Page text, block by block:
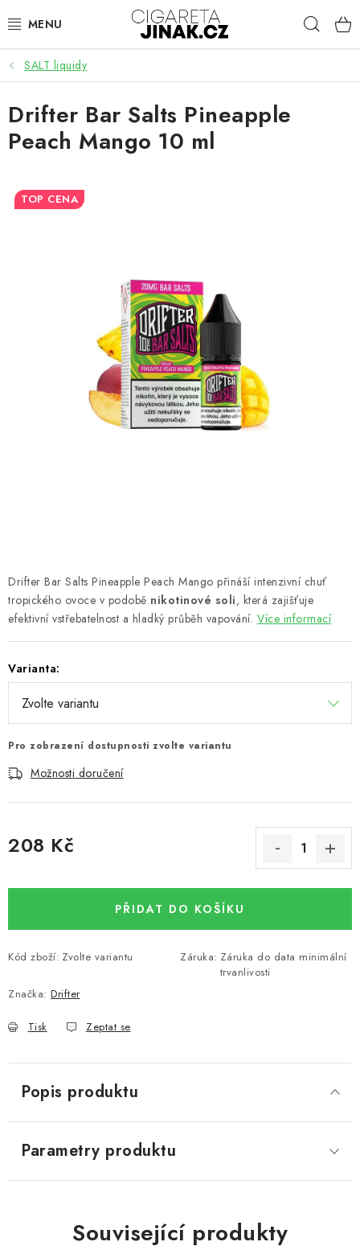
na
ELEKTRONICKÉ CIGARETY
CARTRIDGE A ŽHAVÍCÍ HLAVY
HOTOVÉ LIQUIDY
BÁZE A BOOSTERY
PŘÍSLUŠENSTVÍ A OSTATNÍ
O e-shopu
Obchodní podmínky
Ochrana osobních údajů
SALT liquidy
Drifter Bar Salts Pineapple Peach Mango přináší intenzivní chuť
tropického ovoce v podobě nikotinové soli, která zajišťuje
efektivní vstřebatelnost a hladký průběh vapování. Více informací
Varianta:
Pro zobrazení dostupnosti zvolte variantu
Možnosti doručení
208 Kč
PŘIDAT DO KOŠÍKU
Kód zboží: Zvolte variantu Záruka: Záruka do data minimální
trvanlivosti
Značka: Drifter
Tisk Zeptat se
Drifter Bar Salts Pineapple
Peach Mango 10 ml
TOP CENA
Popis produktu
Parametry produktu
Související produkty